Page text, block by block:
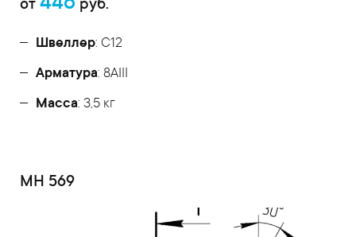
от руб.
Швеллер: С12
Арматура: 8AIII
Масса: 3,5 кг
МН 569